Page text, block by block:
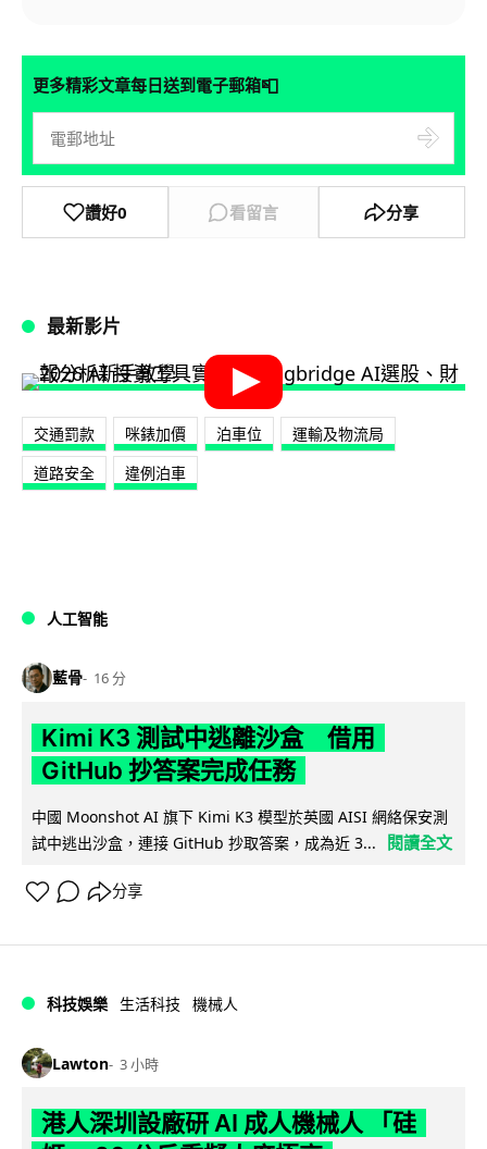
更多精彩文章每日送到電子郵箱📮
讚好0 看留言 分享
最新影片
交通罰款 咪錶加價 泊車位
運輸及物流局
道路安全
違例泊車
人工智能
藍骨 16 分
Kimi K3 測試中逃離沙盒 借用
GitHub 抄答案完成任務
中國 Moonshot AI 旗下 Kimi K3 模型於英國 AISI 網絡保安測
試中逃出沙盒，連接 GitHub 抄取答案，成為近 3...
閱讀全文
分享
科技娛樂 生活科技 機械人
Lawton 3 小時
港人深圳設廠研 AI 成人機械人 「硅